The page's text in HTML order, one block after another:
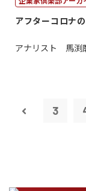
アフターコロナ
アナリスト 馬渕
3